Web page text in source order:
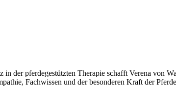
der pferdegestützten Therapie schafft Verena von
Fachwissen und der besonderen Kraft der